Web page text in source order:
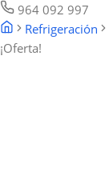
964 092 997
Refrigeración
¡Oferta!